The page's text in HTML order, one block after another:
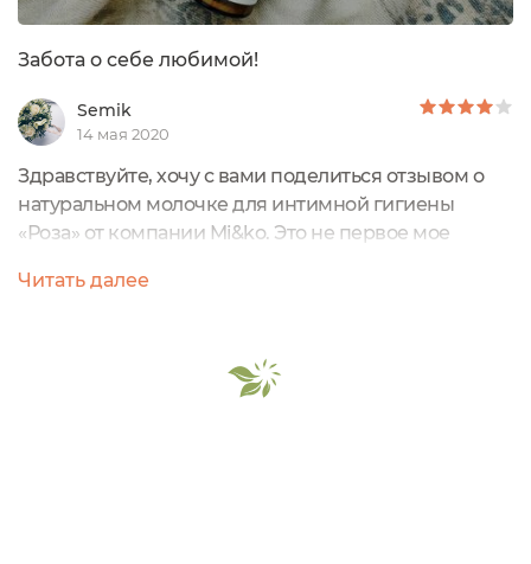
Забота о себе любимой!
Semik
14 мая 2020
Здравствуйте, хочу с вами поделиться отзывом о
натуральном молочке для интимной гигиены
«Роза» от компании Mi&ko. Это не первое мое
Mi&ko, так же я использую гидрофильное гель-
находится во флаконе из затемнённого стекла
объемном 50 мл. Флакон оснащён чёрным
Читать далее